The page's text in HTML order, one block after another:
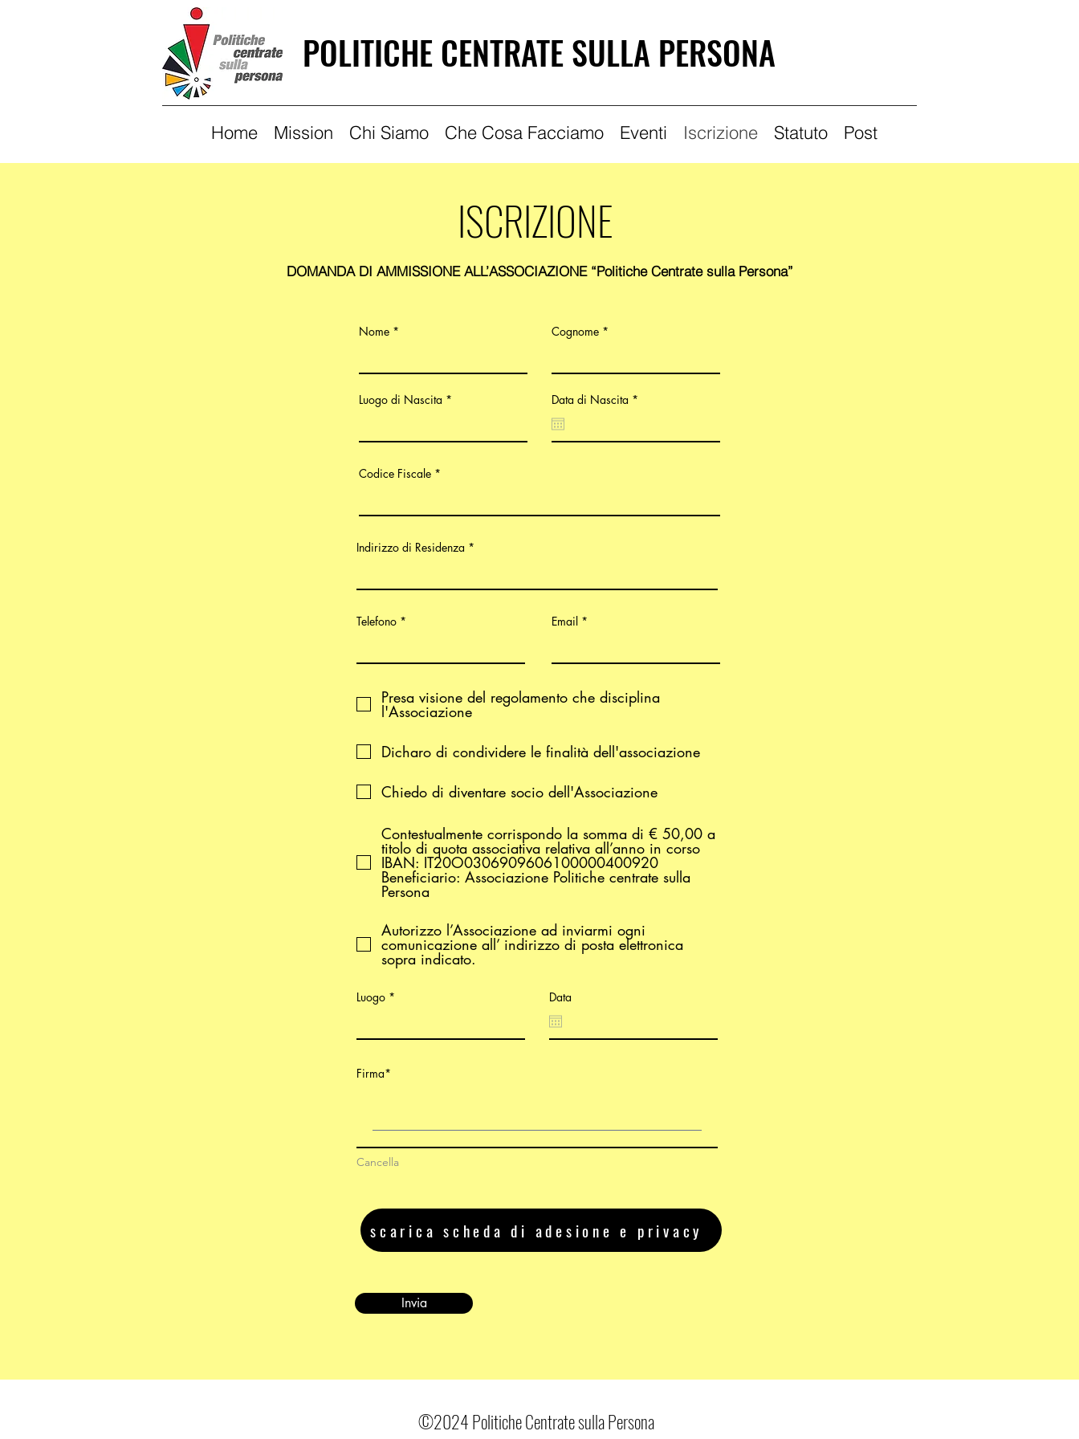
POLITICHE CENTRATE SULLA PERSONA
Home Mission Chi Siamo Che Cosa Facciamo Eventi Iscrizione Statuto Post
ISCRIZIONE
DOMANDA DI AMMISSIONE ALL’ASSOCIAZIONE “Politiche Centrate sulla Persona”
Nome Cognome
Luogo di Nascita Data di Nascita *
i
Codice Fiscale
Indirizzo di Residenza
Telefono Email
Presa visione del regolamento che disciplina
l'Associazione
Dicharo di condividere le finalità dell'associazione
Chiedo di diventare socio dell'Associazione
Contestualmente corrispondo la somma di € 50,00 a
titolo di quota associativa relativa all’anno in corso
IBAN: IT20O0306909606100000400920
Beneficiario: Associazione Politiche centrate sulla
Persona
Autorizzo l’Associazione ad inviarmi ogni
comunicazione all’ indirizzo di posta elettronica
sopra indicato.
Luogo Data
Firma
Cancella
scarica scheda di adesione e privacy
Invia
©2024Politiche Centrate sulla Persona